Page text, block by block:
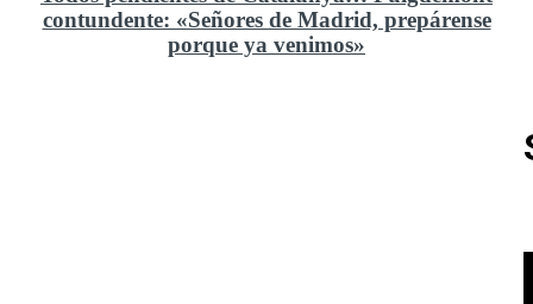
contundente: «Señores de Madrid, prepárense
porque ya venimos»